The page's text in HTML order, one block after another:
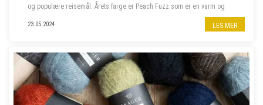
og populære reisemål. Årets farge er Peach Fuzz som er en varm og
velkommen farge som beriker sinn, kropp og sjel. Naturligvi...
23.05.2024 LES MER